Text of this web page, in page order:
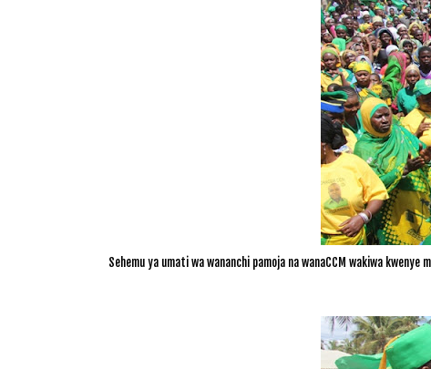
Sehemu ya umati wa wananchi pamoja na wanaCCM wakiwa kwenye